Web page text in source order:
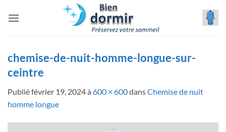
chemise-de-nuit-homme-longue-sur-
ceintre
Publiéfévrier 19, 2024à 600 × 600dansChemise de nuit
homme longue